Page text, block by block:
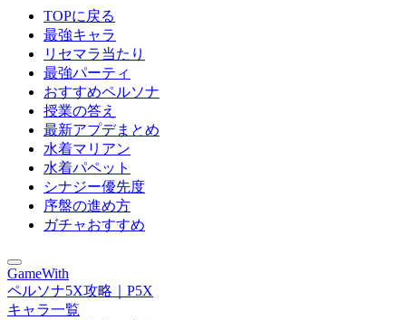
TOPに戻る
最強キャラ
リセマラ当たり
最強パーティ
おすすめペルソナ
授業の答え
最新アプデまとめ
水着マリアン
水着パペット
シナジー優先度
序盤の進め方
ガチャおすすめ
GameWith
ペルソナ5X攻略｜P5X
キャラ一覧